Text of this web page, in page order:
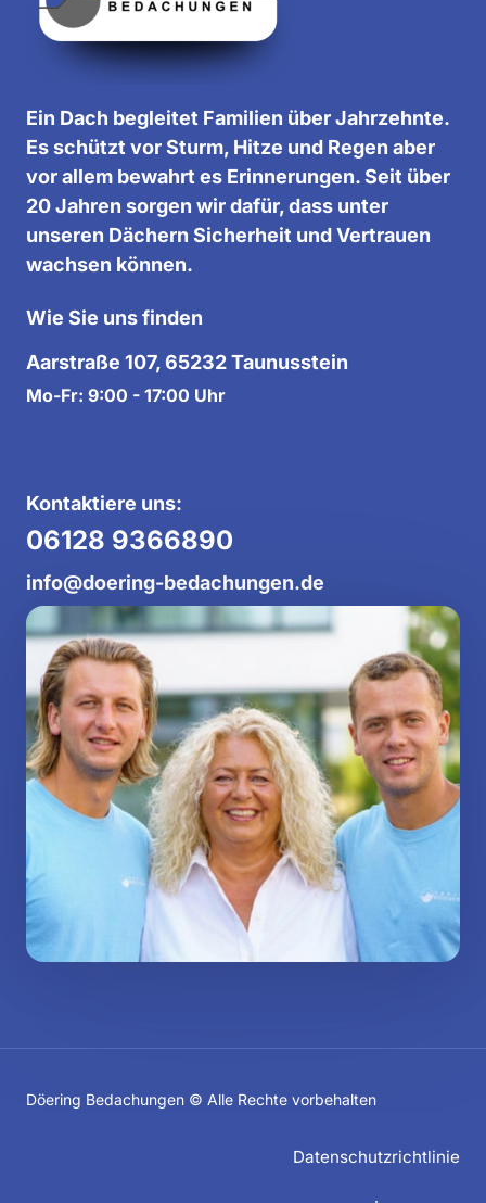
Ein Dach begleitet Familien über Jahrzehnte.
Es schützt vor Sturm, Hitze und Regen aber
vor allem bewahrt es Erinnerungen. Seit über
20 Jahren sorgen wir dafür, dass unter
unseren Dächern Sicherheit und Vertrauen
wachsen können.
Wie Sie uns finden
Aarstraße 107, 65232 Taunusstein
Mo-Fr: 9:00 - 17:00 Uhr
Kontaktiere uns:
06128 9366890
info@doering-bedachungen.de
Döering Bedachungen © Alle Rechte vorbehalten
Datenschutzrichtlinie